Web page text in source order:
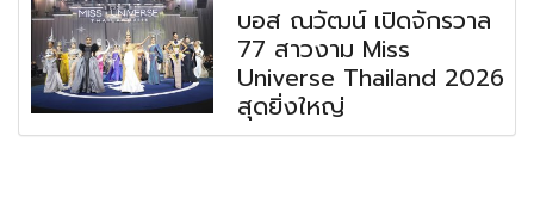
บอส ณวัฒน์ เปิดจักรวาล
77 สาวงาม Miss
Universe Thailand 2026
สุดยิ่งใหญ่